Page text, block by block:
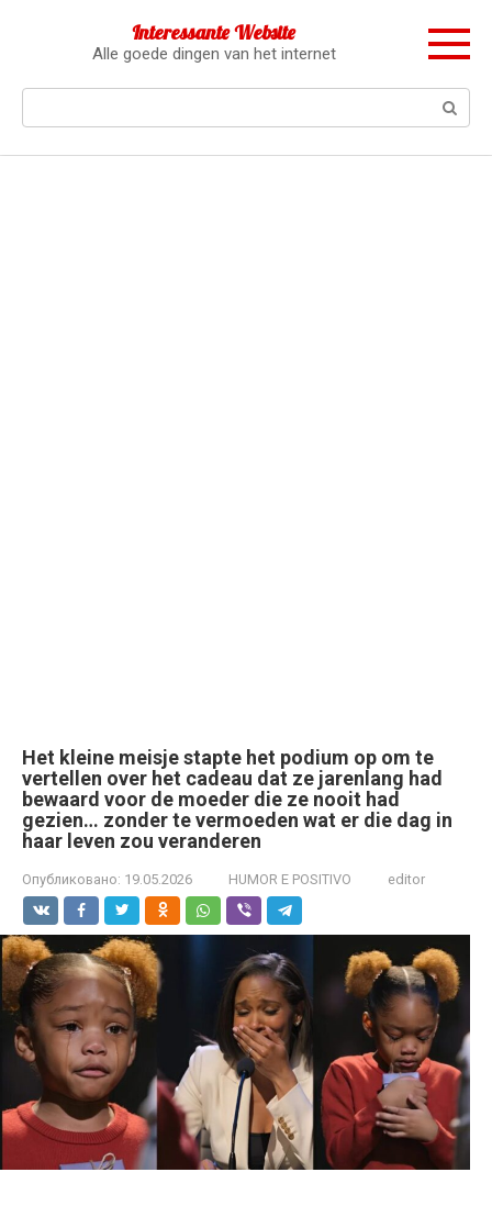
Interessante Website
Alle goede dingen van het internet
Het kleine meisje stapte het podium op om te
vertellen over het cadeau dat ze jarenlang had
bewaard voor de moeder die ze nooit had
gezien… zonder te vermoeden wat er die dag in
haar leven zou veranderen
Опубликовано: 19.05.2026 HUMOR E POSITIVO editor